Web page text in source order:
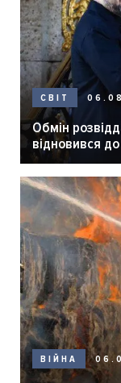
СВІТ
Обмін
відновився
ВІЙНА